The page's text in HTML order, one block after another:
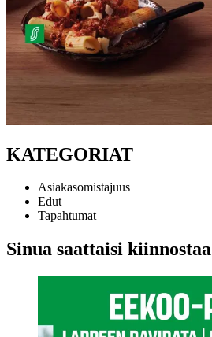
KATEGORIAT
Asiakasomistajuus
Edut
Tapahtumat
Sinua saattaisi kiinnostaa